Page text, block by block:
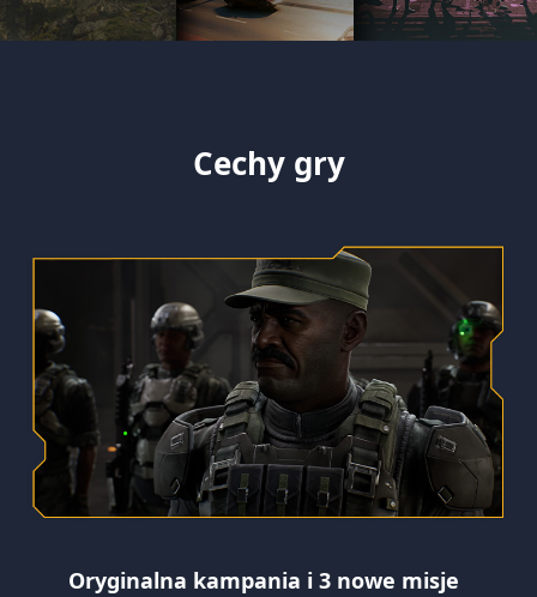
Cechy gry
Oryginalna kampania i 3 nowe misje